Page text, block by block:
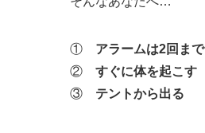
① アラームは2回まで
② すぐに体を起こす
③ テントから出る